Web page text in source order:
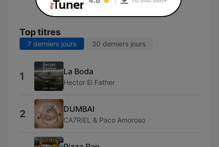
Caroe
Top titres
7 derniers jours 30 derniers jours
1 La Boda
Hector El Father
2 DUMBAI
CA7RIEL & Paco Amoroso